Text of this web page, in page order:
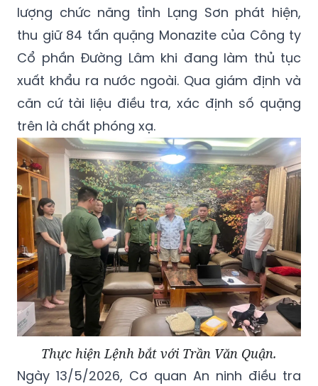
lượng chức năng tỉnh Lạng Sơn phát hiện,
thu giữ 84 tấn quặng Monazite của Công ty
Cổ phần Đường Lâm khi đang làm thủ tục
xuất khẩu ra nước ngoài. Qua giám định và
căn cứ tài liệu điều tra, xác định số quặng
trên là chất phóng xạ.
Thực hiện Lệnh bắt với Trần Văn Quận.
Ngày 13/5/2026, Cơ quan An ninh điều tra